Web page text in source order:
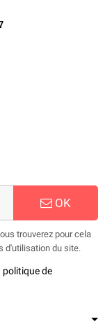
OK
trouverez pour cela
d'utilisation du site.
politique de